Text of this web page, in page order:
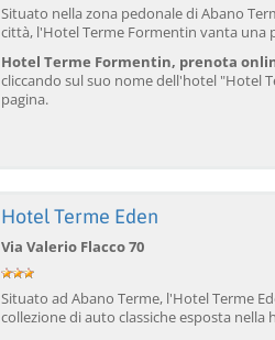
Situato nella zona pedonale di Abano
città, l'Hotel Terme Formentin vanta una
Hotel Terme Formentin, prenota
cliccando sul suo nome dell'hotel "Hotel
pagina.
Hotel Terme Eden
Via Valerio Flacco 70
Situato ad Abano Terme, l'Hotel Terme
collezione di auto classiche esposta nella